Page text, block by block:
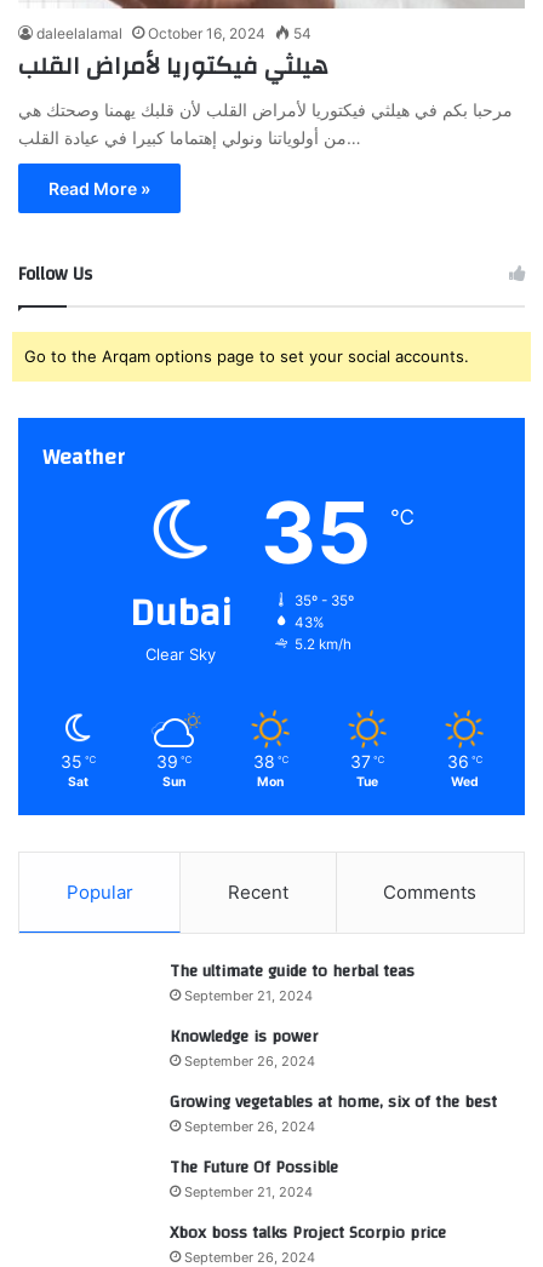
daleelalamal October 16, 2024 54
هيلثي فيكتوريا لأمراض القلب
مرحبا بكم في هيلثي فيكتوريا لأمراض القلب لأن قلبك يهمنا وصحتك هي
من أولوياتنا ونولي إهتماما كبيرا في عيادة القلب…
Read More »
Follow Us
Go to the Arqam options page to set your social accounts.
Weather
Dubai
Clear Sky
35 ℃
35º - 35º
43%
5.2 km/h
35 ℃
Sat
39 ℃
Sun
38 ℃
Mon
37 ℃
Tue
36 ℃
Wed
Popular Recent Comments
The ultimate guide to herbal teas
September 21, 2024
Knowledge is power
September 26, 2024
Growing vegetables at home, six of the best
September 26, 2024
The Future Of Possible
September 21, 2024
Xbox boss talks Project Scorpio price
September 26, 2024